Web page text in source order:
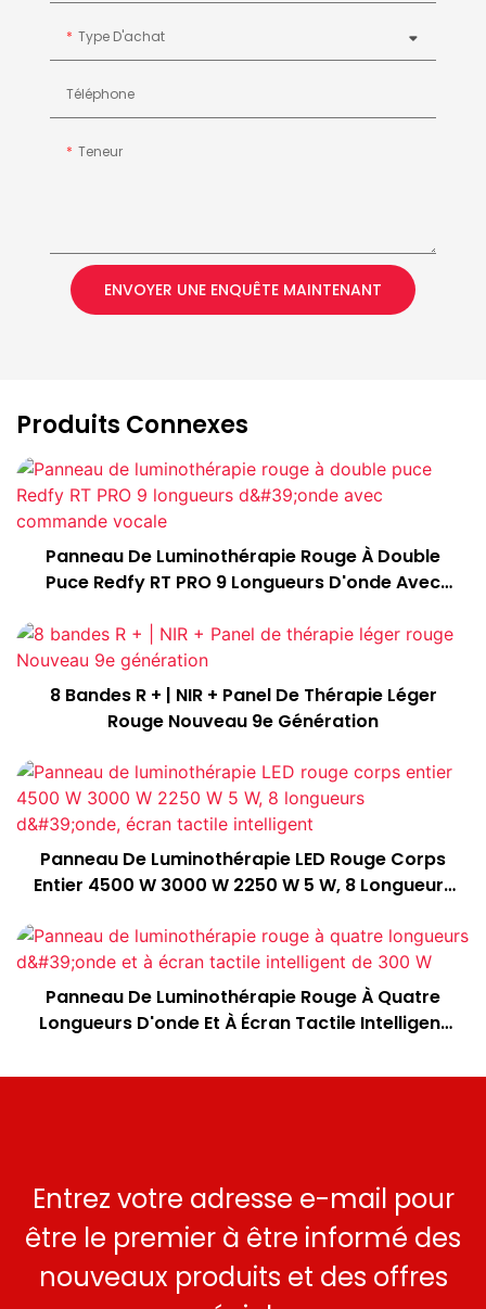
Type D'achat
Téléphone
Teneur
ENVOYER UNE ENQUÊTE MAINTENANT
Produits Connexes
Panneau De Luminothérapie Rouge À Double
Puce Redfy RT PRO 9 Longueurs D'onde Avec
8 Bandes R + | NIR + Panel De Thérapie Léger
Rouge Nouveau 9e Génération
Panneau De Luminothérapie LED Rouge Corps
Entier 4500 W 3000 W 2250 W 5 W, 8 Longueurs
Panneau De Luminothérapie Rouge À Quatre
Longueurs D'onde Et À Écran Tactile Intelligent
Entrez votre adresse e-mail pour
être le premier à être informé des
nouveaux produits et des offres